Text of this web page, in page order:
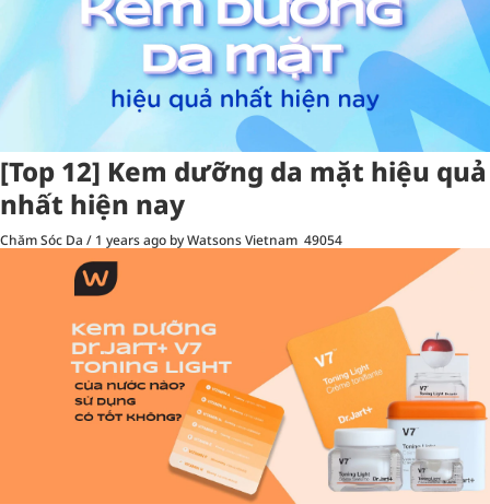
[Top 12] Kem dưỡng da mặt hiệu quả
nhất hiện nay
Chăm Sóc Da / 1 years ago by Watsons Vietnam 49054